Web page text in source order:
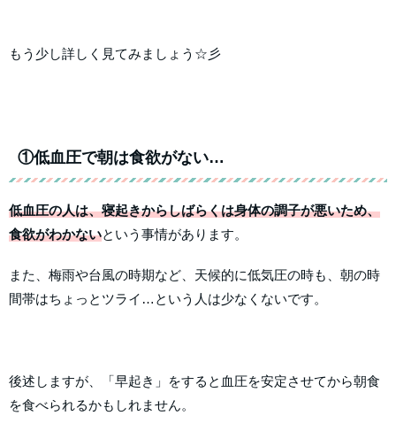
もう少し詳しく見てみましょう☆彡
①低血圧で朝は食欲がない…
低血圧の人は、寝起きからしばらくは身体の調子が悪いため、
食欲がわかないという事情があります。
また、梅雨や台風の時期など、天候的に低気圧の時も、朝の時
間帯はちょっとツライ…という人は少なくないです。
後述しますが、「早起き」をすると血圧を安定させてから朝食
を食べられるかもしれません。